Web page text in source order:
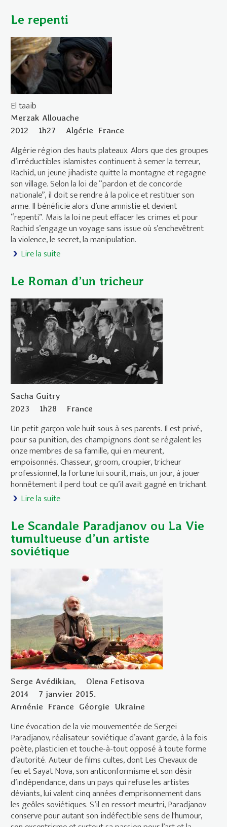
Le repenti
El taaib
Merzak Allouache
2012
1h27 Algérie France
Algérie région des hauts plateaux. Alors que des groupes
d’irréductibles islamistes continuent à semer la terreur,
Rachid, un jeune jihadiste quitte la montagne et regagne
son village. Selon la loi de “pardon et de concorde
nationale”, il doit se rendre à la police et restituer son
arme. Il bénéficie alors d’une amnistie et devient
“repenti”. Mais la loi ne peut effacer les crimes et pour
Rachid s’engage un voyage sans issue où s’enchevêtrent
la violence, le secret, la manipulation.
Lire la suite
Le Roman d’un tricheur
Sacha Guitry
2023
1h28 France
Un petit garçon vole huit sous à ses parents. Il est privé,
pour sa punition, des champignons dont se régalent les
onze membres de sa famille, qui en meurent,
empoisonnés. Chasseur, groom, croupier, tricheur
professionnel, la fortune lui sourit, mais, un jour, à jouer
honnêtement il perd tout ce qu’il avait gagné en trichant.
Lire la suite
Le Scandale Paradjanov ou La Vie
tumultueuse d’un artiste
soviétique
Serge Avédikian,
Olena Fetisova
2014
7 janvier 2015.
Arménie France Géorgie Ukraine
Une évocation de la vie mouvementée de Sergei
Paradjanov, réalisateur soviétique d’avant garde, à la fois
poète, plasticien et touche-à-tout opposé à toute forme
d’autorité. Auteur de films cultes, dont Les Chevaux de
feu et Sayat Nova, son anticonformisme et son désir
d’indépendance, dans un pays qui refuse les artistes
déviants, lui valent cinq années d'emprisonnement dans
les geôles soviétiques. S’il en ressort meurtri, Paradjanov
conserve pour autant son indéfectible sens de l'humour,